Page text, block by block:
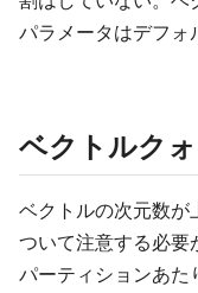
パラメータはデフォ
ベクトルク
ベクトルの次元数が
ついて注意する必要
パーティションあた